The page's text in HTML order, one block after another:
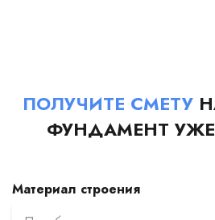
ПОЛУЧИТЕ СМЕТУ
ФУНДАМЕНТ
Материал строения